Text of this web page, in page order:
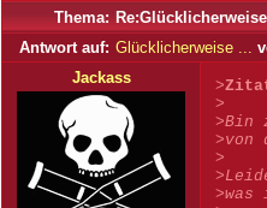
Thema:
Antwort auf: Glücklicherweise ...
Jackass
>
>
>Bin
>von
>